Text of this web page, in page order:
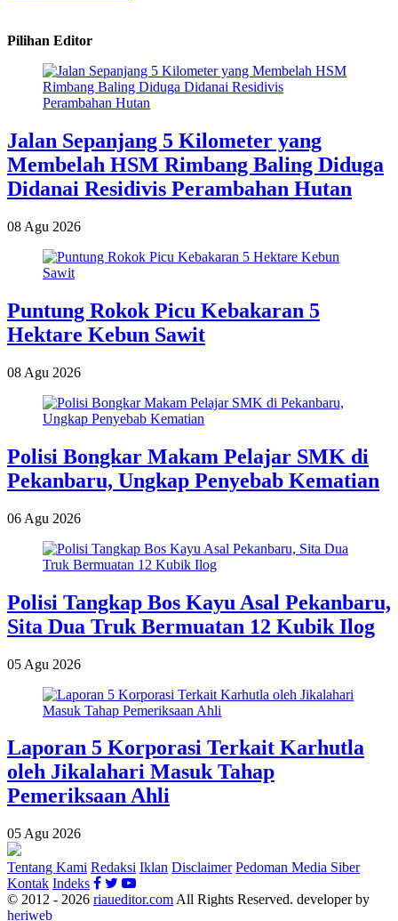
Pilihan Editor
Jalan Sepanjang 5 Kilometer yang
Membelah HSM Rimbang Baling Diduga
Didanai Residivis Perambahan Hutan
08 Agu 2026
Puntung Rokok Picu Kebakaran 5
Hektare Kebun Sawit
08 Agu 2026
Polisi Bongkar Makam Pelajar SMK di
Pekanbaru, Ungkap Penyebab Kematian
06 Agu 2026
Polisi Tangkap Bos Kayu Asal Pekanbaru,
Sita Dua Truk Bermuatan 12 Kubik Ilog
05 Agu 2026
Laporan 5 Korporasi Terkait Karhutla
oleh Jikalahari Masuk Tahap
Pemeriksaan Ahli
05 Agu 2026
Tentang Kami Redaksi Iklan Disclaimer Pedoman Media Siber
Kontak Indeks
© 2012 - 2026 riaueditor.com All Rights Reserved. developer by
heriweb